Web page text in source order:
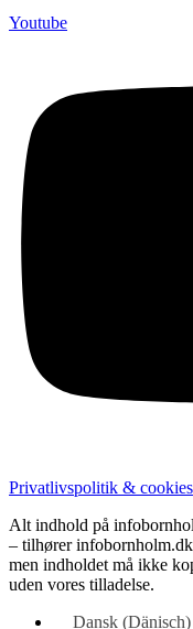
Youtube
Privatlivspolitik & cookies
Alt indhold på
– tilhører
men indholdet må ikke
uden vores tilladelse.
Dansk (Dänisch)